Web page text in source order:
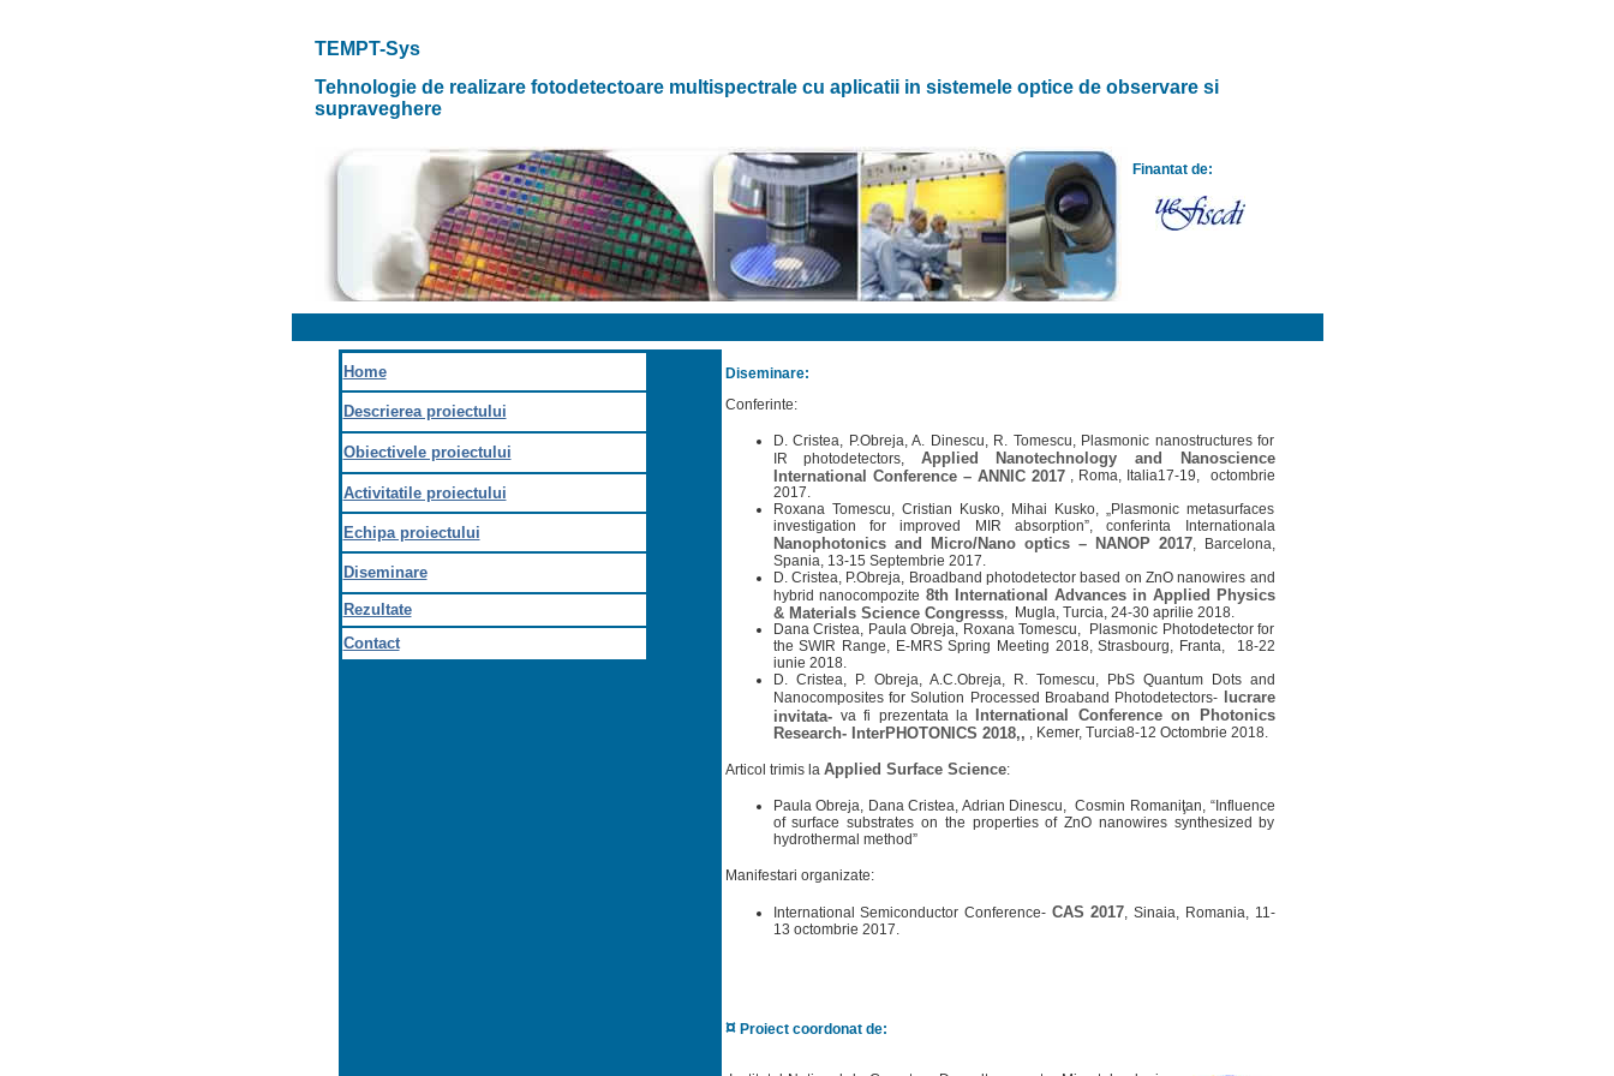
TEMPT-Sys
Tehnologie de realizare fotodetectoare multispectrale cu aplicatii in sistemele optice de observare si
supraveghere
Finantat de:
Home
Descrierea proiectului
Obiectivele proiectului
Activitatile proiectului
Echipa proiectului
Diseminare
Rezultate
Contact
Diseminare:
Conferinte:
D. Cristea, P.Obreja, A. Dinescu, R. Tomescu, Plasmonic nanostructures for
IR photodetectors, Applied Nanotechnology and Nanoscience
International Conference – ANNIC 2017, Roma, Italia17-19, octombrie
2017.
Roxana Tomescu, Cristian Kusko, Mihai Kusko, „Plasmonic metasurfaces
investigation for improved MIR absorption”, conferinta Internationala
Nanophotonics and Micro/Nano optics – NANOP 2017, Barcelona,
Spania, 13-15 Septembrie 2017.
D. Cristea, P.Obreja, Broadband photodetector based on ZnO nanowires and
hybrid nanocompozite 8th International Advances in Applied Physics
& Materials Science Congresss, Mugla, Turcia, 24-30 aprilie 2018.
Dana Cristea, Paula Obreja, Roxana Tomescu, Plasmonic Photodetector for
the SWIR Range, E-MRS Spring Meeting 2018, Strasbourg, Franta, 18-22
iunie 2018.
D. Cristea, P. Obreja, A.C.Obreja, R. Tomescu, PbS Quantum Dots and
Nanocomposites for Solution Processed Broaband Photodetectors-
lucrare
invitata- va fi prezentata la International Conference on Photonics
Research- InterPHOTONICS 2018,, , Kemer, Turcia8-12 Octombrie 2018.
Articol trimis la Applied Surface Science:
Paula Obreja, Dana Cristea, Adrian Dinescu, Cosmin Romaniţan, “Influence
of surface substrates on the properties of ZnO nanowires synthesized by
hydrothermal method”
Manifestari organizate:
International Semiconductor Conference- CAS 2017, Sinaia, Romania, 11-
13 octombrie 2017.
¤Proiect coordonat de: